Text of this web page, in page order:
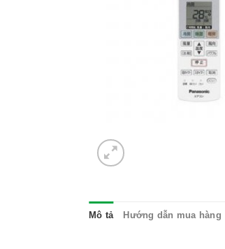
Mô tả Hướng dẫn mua hàng